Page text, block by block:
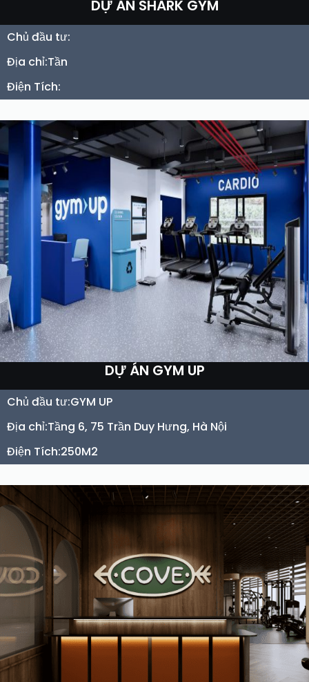
DỰ ÁN SHARK GYM
Chủ đầu tư:
Địa chỉ:Tần
Điện Tích:
DỰ ÁN GYM UP
Chủ đầu tư:GYM UP
Địa chỉ:Tầng 6, 75 Trần Duy Hưng, Hà Nội
Điện Tích:250M2